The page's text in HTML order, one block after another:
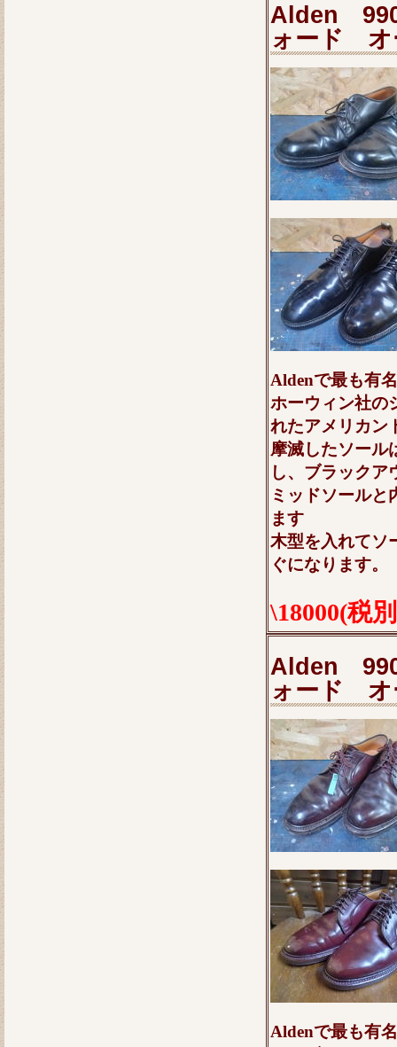
Alden
ォード
Aldenで最も有
ホーウィン社の
れたアメリカ
摩滅したソール
し、ブラックア
ミッドソールと
ます
木型を入れてソ
ぐになります。
\18000(税
Alden
ォード
Aldenで最も有